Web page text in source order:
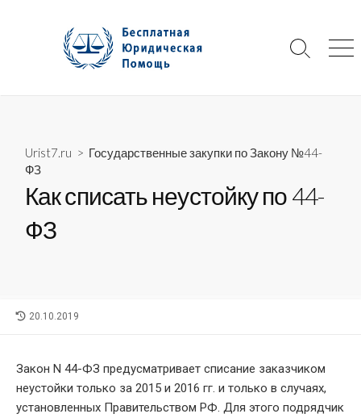
Search
Urist7.ru > Государственные закупки по Закону №44-
ФЗ
Как списать неустойку по 44-
ФЗ
LAST
20.10.2019
Закон N 44-ФЗ предусматривает списание заказчиком
неустойки только за 2015 и 2016 гг. и только в случаях,
установленных Правительством РФ. Для этого подрядчик